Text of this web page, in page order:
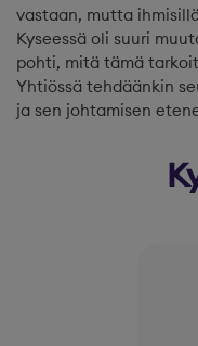
vastaan, mutta
Kyseessä oli suuri
pohti, mitä tämä
Yhtiössä tehdäänkin
ja sen johtamisen